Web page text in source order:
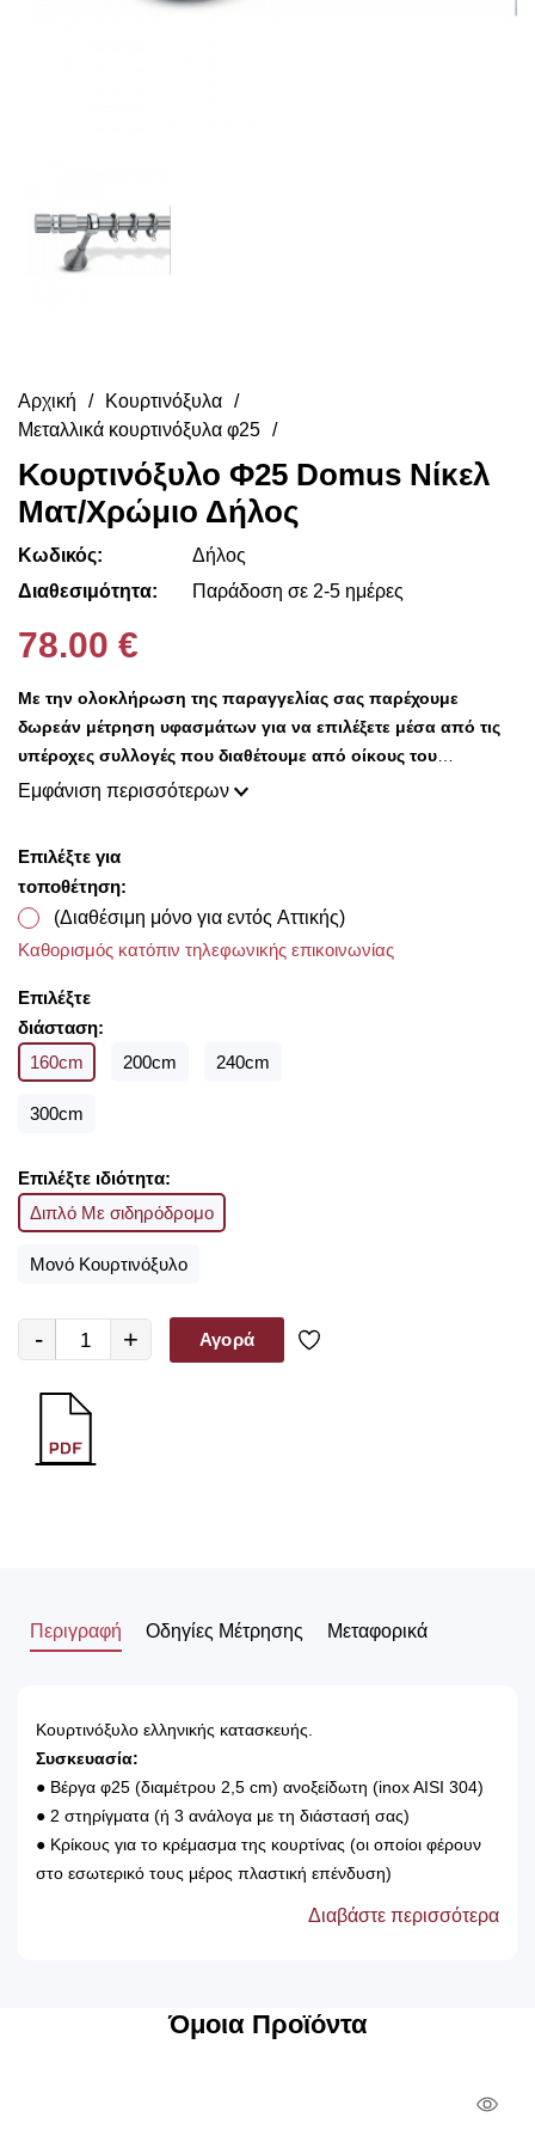
Αρχική
Κουρτινόξυλα
Μεταλλικά κουρτινόξυλα φ25
Κουρτινόξυλο Φ25 Domus Νίκελ
Ματ/Χρώμιο Δήλος
Κωδικός:
Δήλος
Διαθεσιμότητα:
Παράδοση σε 2-5 ημέρες
78.00 €
Με την ολοκλήρωση της παραγγελίας σας παρέχουμε
δωρεάν μέτρηση υφασμάτων για να επιλέξετε μέσα από τις
υπέροχες συλλογές που διαθέτουμε από οίκους του
εξωτερικού σε προσιτές τιμές!!
Εμφάνιση περισσότερων
Επιλέξτε για
τοποθέτηση:
(Διαθέσιμη μόνο για εντός Αττικής)
Καθορισμός κατόπιν τηλεφωνικής επικοινωνίας
Επιλέξτε
διάσταση:
160cm
200cm 240cm
300cm
Επιλέξτε ιδιότητα:
Διπλό Με σιδηρόδρομο
Μονό Κουρτινόξυλο
- + Αγορά
Περιγραφή Οδηγίες Μέτρησης Μεταφορικά
Κουρτινόξυλο ελληνικής κατασκευής.
Συσκευασία:
● Βέργα φ25 (διαμέτρου 2,5 cm) ανοξείδωτη (inox AISI 304)
● 2 στηρίγματα (ή 3 ανάλογα με τη διάστασή σας)
● Κρίκους για το κρέμασμα της κουρτίνας (οι οποίοι φέρουν
στο εσωτερικό τους μέρος πλαστική επένδυση)
● Βίδες και ούπα για την τοποθέτηση του
► Στην περίπτωση που θέλουμε να τοποθετήσουμε 2
Διαβάστε περισσότερα
Όμοια Προϊόντα